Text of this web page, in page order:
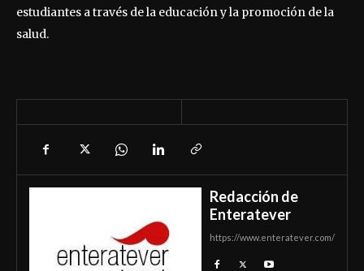
estudiantes a través de la educación y la promoción de la
salud.
Redacción de
Enteratever
https://www.enteratever.com/